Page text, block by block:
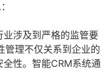
业涉及到严格的监管要
管理不仅关系到企业的
性。智能CRM系统通